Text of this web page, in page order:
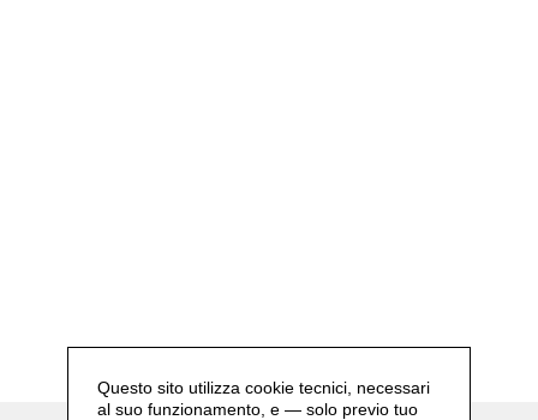
Questo sito utilizza cookie tecnici, necessari
al suo funzionamento, e — solo previo tuo